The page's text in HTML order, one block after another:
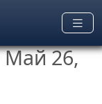
Май 26,